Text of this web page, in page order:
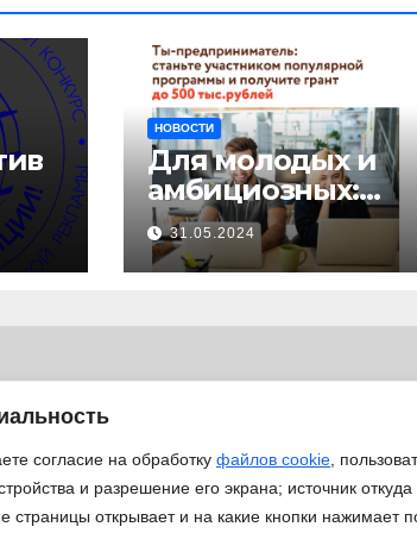
согласие на обработку файлов cookie ,
и разрешение его экрана; источник
страницы открывает и на какие кнопки нажимает
НОВОСТИ
Для молодых и
амбициозных:
стартовал прием
заявок на
участие в
31.05.2024